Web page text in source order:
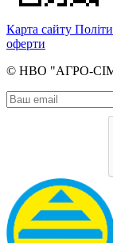
Карта сайту
оферти
© НВО "АГРО-